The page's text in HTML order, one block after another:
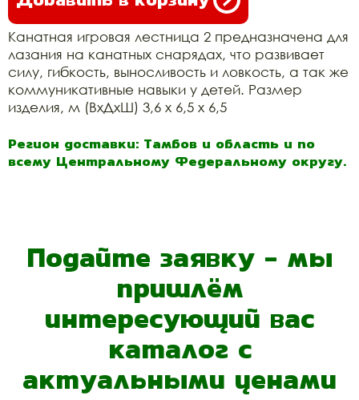
Канатная игровая лестница 2 предназначена для
лазания на канатных снарядах, что развивает
силу, гибкость, выносливость и ловкость, а так же
коммуникативные навыки у детей. Размер
изделия, м (ВхДхШ) 3,6 х 6,5 х 6,5
Регион доставки: Тамбов и область и по
всему Центральному Федеральному округу.
Подайте заявку - мы
пришлём
интересующий вас
каталог с
актуальными ценами